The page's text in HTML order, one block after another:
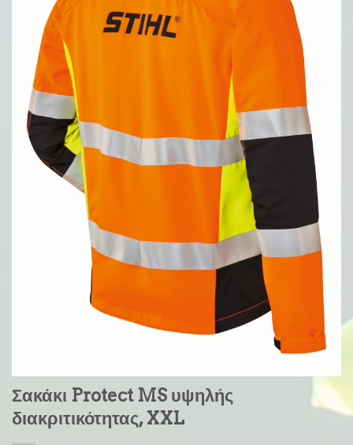
Σακάκι Protect MS υψηλής
διακριτικότητας, XXL